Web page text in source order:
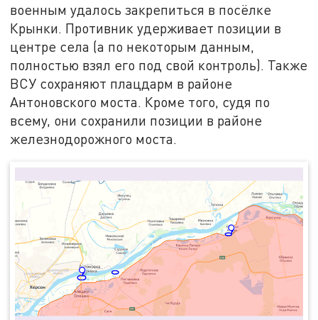
военным удалось закрепиться в посёлке
Крынки. Противник удерживает позиции в
центре села (а по некоторым данным,
полностью взял его под свой контроль). Также
ВСУ сохраняют плацдарм в районе
Антоновского моста. Кроме того, судя по
всему, они сохранили позиции в районе
железнодорожного моста.